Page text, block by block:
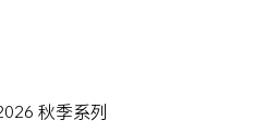
秋季系列